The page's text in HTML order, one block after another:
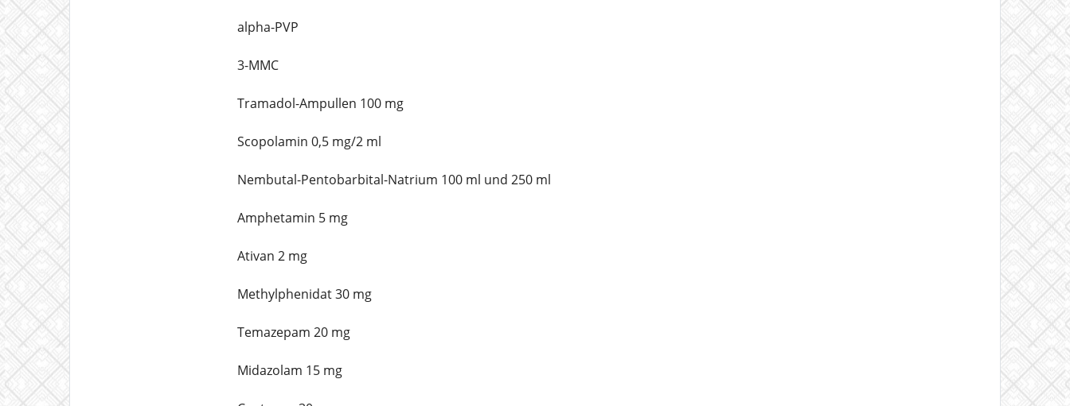
alpha-PVP
3-MMC
Tramadol-Ampullen 100 mg
Scopolamin 0,5 mg/2 ml
Nembutal-Pentobarbital-Natrium 100 ml und 250 ml
Amphetamin 5 mg
Ativan 2 mg
Methylphenidat 30 mg
Temazepam 20 mg
Midazolam 15 mg